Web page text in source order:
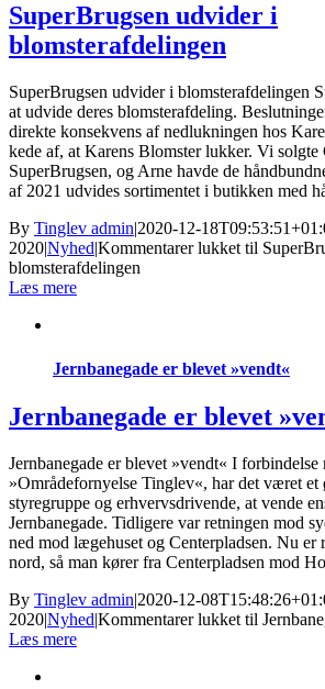
SuperBrugsen udvider i
blomsterafdelingen
SuperBrugsen udvider i blomsterafdelingen
at udvide deres blomsterafdeling.
direkte konsekvens af nedlukningen hos
kede af, at Karens Blomster lukker. Vi solgte
SuperBrugsen, og Arne havde de
af 2021 udvides sortimentet i butikken med
By Tinglev admin|2020-12-
2020|Nyhed|Kommentarer lukket til
blomsterafdelingen
Læs mere
Jernbanegade er blevet »vendt«
Jernbanegade er blevet
Jernbanegade er blevet »vendt« I
»Områdefornyelse Tinglev«, har det været et
styregruppe og erhvervsdrivende, at vende
Jernbanegade. Tidligere var retningen mod
ned mod lægehuset og Centerpladsen. Nu er
nord, så man kører fra Centerpladsen mod
By Tinglev admin|2020-12-
2020|Nyhed|Kommentarer lukket til
Læs mere